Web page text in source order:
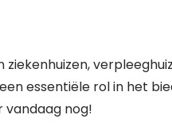
essentiële rol in het
vandaag nog!